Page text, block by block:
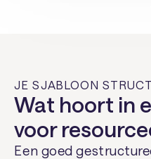
JE SJABLOON
Wat hoort in
voor
Een goed